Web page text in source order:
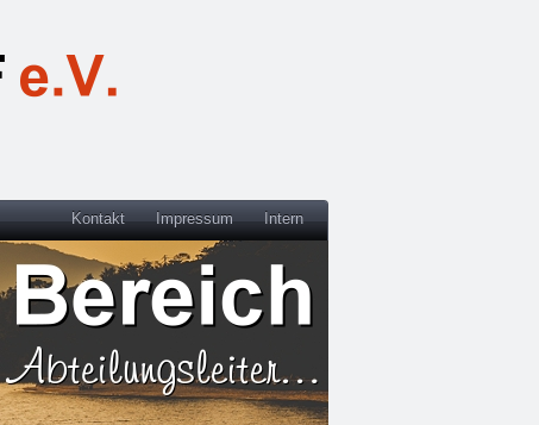
Kontakt Impressum Intern